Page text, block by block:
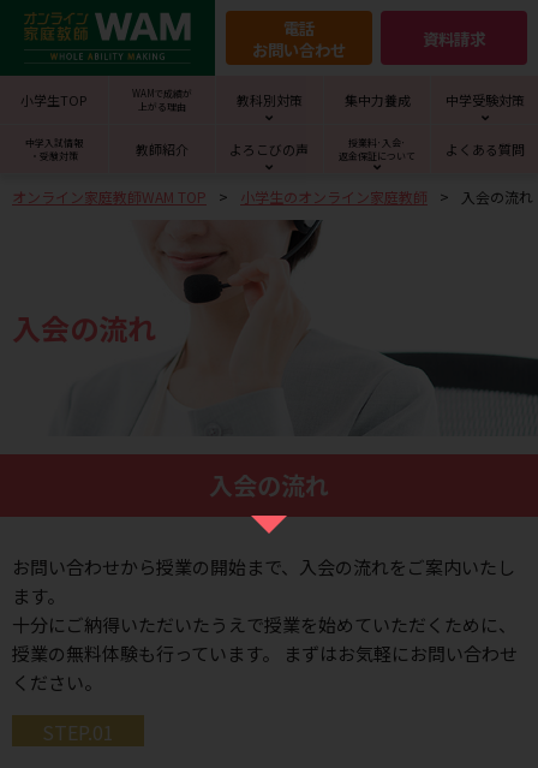
電話
お問い合わせ
資料請求
小学生TOP
WAMで成績が
上がる理由
教科別対策 集中力養成 中学受験対策
中学入試情報
・受験対策
教師紹介 よろこびの声
授業料･入会･
返金保証について
よくある質問
オンライン家庭教師WAM TOP 小学生のオンライン家庭教師 入会の流れ
入会の流れ
入会の流れ
お問い合わせから授業の開始まで、入会の流れをご案内いたし
ます。
十分にご納得いただいたうえで授業を始めていただくために、
授業の無料体験も行っています。 まずはお気軽にお問い合わせ
ください。
STEP.01